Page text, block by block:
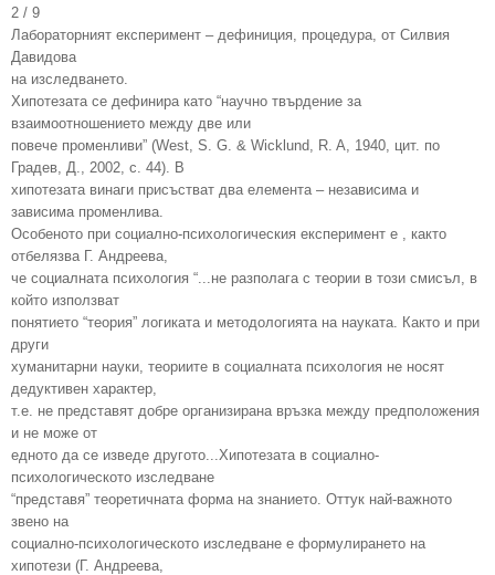
2 / 9
Лабораторният експеримент – дефиниция, процедура, от Силвия
Давидова
на изследването.
Хипотезата се дефинира като “научно твърдение за
взаимоотношението между две или
повече променливи” (West, S. G. & Wicklund, R. A, 1940, цит. по
Градев, Д., 2002, с. 44). В
хипотезата винаги присъстват два елемента – независима и
зависима променлива.
Особеното при социално-психологическия експеримент е , както
отбелязва Г. Андреева,
че социалната психология “...не разполага с теории в този смисъл, в
който използват
понятието “теория” логиката и методологията на науката. Както и при
други
хуманитарни науки, теориите в социалната психология не носят
дедуктивен характер,
т.е. не представят добре организирана връзка между предположения
и не може от
едното да се изведе другото...Хипотезата в социално-
психологическото изследване
“представя” теоретичната форма на знанието. Оттук най-важното
звено на
социално-психологическото изследване е формулирането на
хипотези (Г. Андреева,